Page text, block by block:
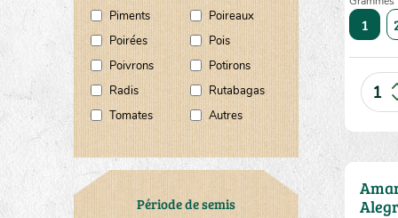
Piments
Poireaux
Poirées
Pois
Poivrons
Potirons
Radis
Rutabagas
Tomates
Autres
Période de semis
10 20 1